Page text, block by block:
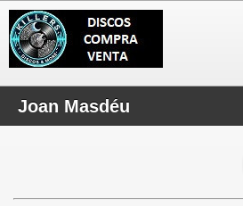
Joan Masdéu